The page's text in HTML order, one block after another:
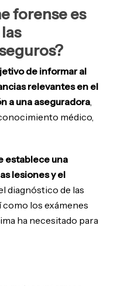
forense es
de informar al
relevantes en el
a una aseguradora,
médico,
establece una
lesiones y el
diagnóstico de las
como los exámenes
ha necesitado para